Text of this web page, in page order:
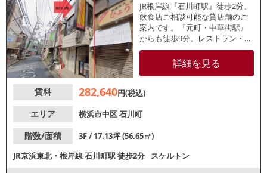
JR根岸線『石川町駅』徒歩2分、
飲食店ご相談可能な貸店舗のご
案内です。『元町・中華街駅』
からも徒歩9分。レストラン・居
酒屋・ブティックなどがこじん
まりと立ち並ぶ「リセンヌ小
路」沿いです。1フロア1テナン
せください。
詳細を見る
賃料 282,640円(税込)
エリア
横浜市中区石川町
階数/面積
3F / 17.13坪 (56.65㎡)
JR京浜東北・根岸線石川町駅徒歩2分 スケルトン